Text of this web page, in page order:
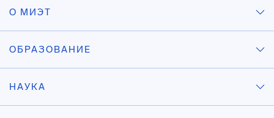
О МИЭТ
ОБРАЗОВАНИЕ
НАУКА